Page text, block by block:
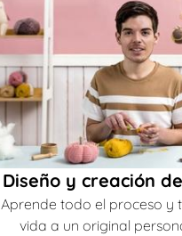
Diseño y creación
Aprende todo el proceso y
vida a un original